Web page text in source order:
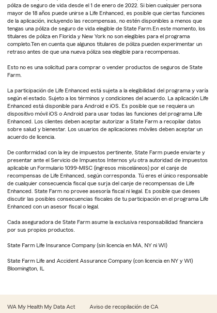
póliza de seguro de vida desde el 1 de enero de 2022. Si bien cualquier persona
mayor de 18 años puede unirse a Life Enhanced, es posible que ciertas funciones
de la aplicación, incluyendo las recompensas, no estén disponibles a menos que
tengas una póliza de seguro de vida elegible de State Farm.En este momento, los
titulares de póliza en Florida y New York no son elegibles para el programa
completo.Ten en cuenta que algunos titulares de póliza pueden experimentar un
retraso antes de que una nueva póliza sea elegible para recompensas.
Esto no es una solicitud para comprar o vender productos de seguros de State
Farm.
La participación de Life Enhanced está sujeta a la elegibilidad del programa y varía
según el estado. Sujeto a los términos y condiciones del acuerdo. La aplicación Life
Enhanced está disponible para Android e iOS. Es posible que se requiera un
dispositivo móvil iOS o Android para usar todas las funciones del programa Life
Enhanced. Los clientes deben aceptar autorizar a State Farm a recopilar datos
sobre salud y bienestar. Los usuarios de aplicaciones móviles deben aceptar un
acuerdo de licencia.
De conformidad con la ley de impuestos pertinente, State Farm puede enviarte y
presentar ante el Servicio de Impuestos Internos y/u otra autoridad de impuestos
aplicable un Formulario 1099-MISC (ingresos misceláneos) por el canje de
recompensas de Life Enhanced, según corresponda. Tú eres el único responsable
de cualquier consecuencia fiscal que surja del canje de recompensas de Life
Enhanced. State Farm no provee asesoría fiscal ni legal. Es posible que desees
discutir las posibles consecuencias fiscales de tu participación en el programa Life
Enhanced con un asesor fiscal o legal.
Cada aseguradora de State Farm asume la exclusiva responsabilidad financiera
por sus propios productos.
State Farm Life Insurance Company (sin licencia en MA, NY ni WI)
State Farm Life and Accident Assurance Company (con licencia en NY y WI)
Bloomington, IL
WA My Health My Data Act
Aviso de recopilación de CA